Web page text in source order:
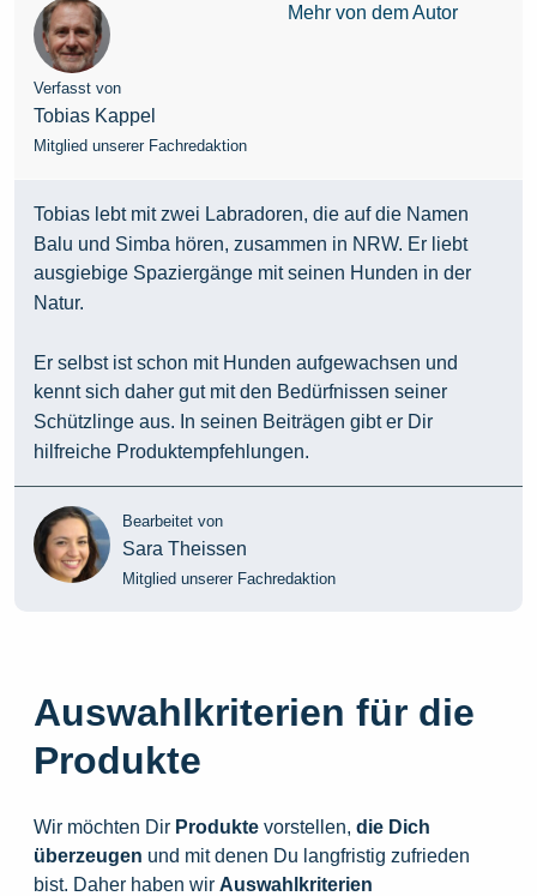
Verfasst von
Tobias Kappel
Mitglied unserer Fachredaktion
Mehr von dem Autor
Tobias lebt mit zwei Labradoren, die auf die Namen
Balu und Simba hören, zusammen in NRW. Er liebt
ausgiebige Spaziergänge mit seinen Hunden in der
Natur.
Er selbst ist schon mit Hunden aufgewachsen und
kennt sich daher gut mit den Bedürfnissen seiner
Schützlinge aus. In seinen Beiträgen gibt er Dir
hilfreiche Produktempfehlungen.
Bearbeitet von
Sara Theissen
Mitglied unserer Fachredaktion
Auswahlkriterien für die
Produkte
Wir möchten Dir Produkte vorstellen, die Dich
überzeugen und mit denen Du langfristig zufrieden
bist. Daher haben wir Auswahlkriterien